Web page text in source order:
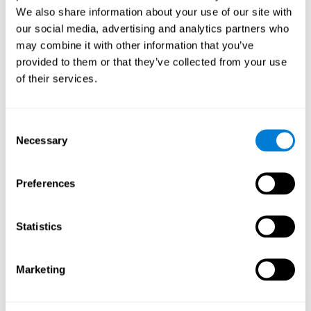
We also share information about your use of our site with
our social media, advertising and analytics partners who
may combine it with other information that you’ve
provided to them or that they’ve collected from your use
of their services.
Selection
Necessary
Preferences
Statistics
Marketing
Регулярная и постоянная тренировка с помощью таких игр,
как "Мелодичный теннис" от CogniFit, стимулирует
специфический паттерн нейронной активации, который
помогает нейронным сетям реорганизоваться и
восстановить ослабленные или повреждённые когнитивные
направлена на стимулирование навыков, связанных с
распознаванием и слуховым восприятием.
1 НЕДЕЛЯ 3 НЕДЕЛЯ